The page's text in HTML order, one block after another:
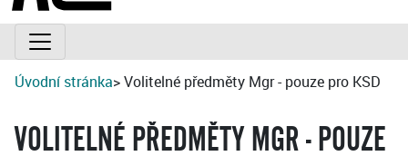
Úvodní stránka> Volitelné předměty Mgr - pouze pro KSD
VOLITELNÉ PŘEDMĚTY MGR - POUZE